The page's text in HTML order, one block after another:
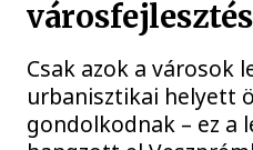
Csak azok a városok
urbanisztikai helyett
gondolkodnak – ez